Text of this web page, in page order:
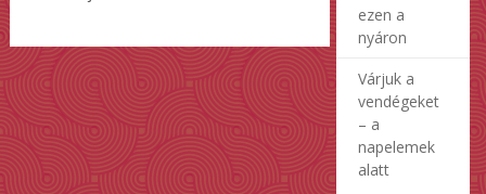
ezen a
nyáron
Várjuk a
vendégeket
– a
napelemek
alatt